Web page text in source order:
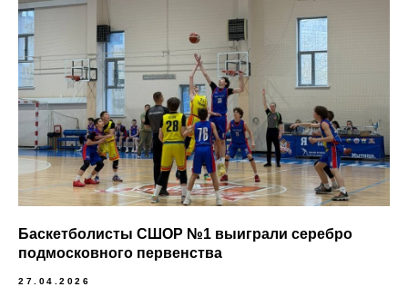
Баскетболисты СШОР №1 выиграли серебро
подмосковного первенства
27.04.2026